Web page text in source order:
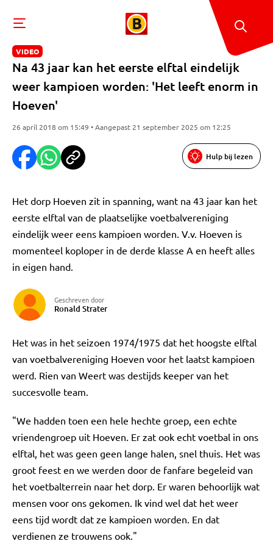
VIDEO
Na 43 jaar kan het eerste elftal eindelijk
weer kampioen worden: 'Het leeft enorm in
Hoeven'
26 april 2018 om 15:49 • Aangepast 21 september 2025 om 12:25
Hulp bij lezen
Het dorp Hoeven zit in spanning, want na 43 jaar kan het
eerste elftal van de plaatselijke voetbalvereniging
eindelijk weer eens kampioen worden. V.v. Hoeven is
momenteel koploper in de derde klasse A en heeft alles
in eigen hand.
Geschreven door
Ronald Strater
Het was in het seizoen 1974/1975 dat het hoogste elftal
van voetbalvereniging Hoeven voor het laatst kampioen
werd. Rien van Weert was destijds keeper van het
succesvolle team.
"We hadden toen een hele hechte groep, een echte
vriendengroep uit Hoeven. Er zat ook echt voetbal in ons
elftal, het was geen geen lange halen, snel thuis. Het was
groot feest en we werden door de fanfare begeleid van
het voetbalterrein naar het dorp. Er waren behoorlijk wat
mensen voor ons gekomen. Ik vind wel dat het weer
eens tijd wordt dat ze kampioen worden. En dat
verdienen ze trouwens ook."